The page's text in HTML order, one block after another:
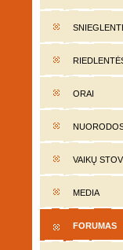
ORAI
VAIKŲ
MEDIA
FORUMAS